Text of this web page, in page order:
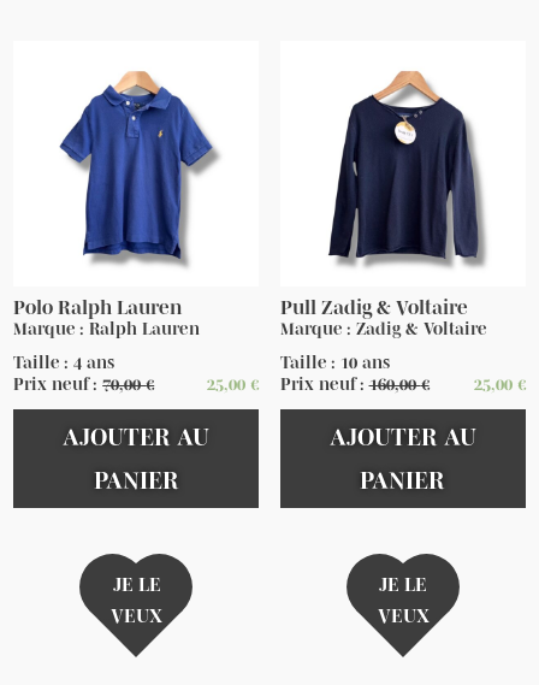
Polo Ralph Lauren
Marque : Ralph Lauren
Taille : 4 ans
Prix neuf :70,00€ 25,00 €
AJOUTER AU
PANIER
JE LE
VEUX
Pull Zadig & Voltaire
Marque : Zadig & Voltaire
Taille : 10 ans
Prix neuf :160,00€ 25,00 €
AJOUTER AU
PANIER
JE LE
VEUX